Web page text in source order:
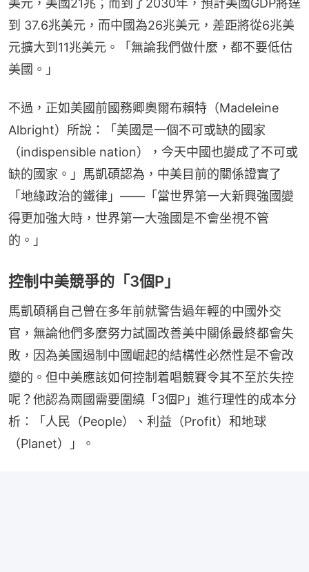
美元，美國21兆；而到了2030年，預計美國GDP將達
到 37.6兆美元，而中國為26兆美元，差距將從6兆美
元擴大到11兆美元。「無論我們做什麼，都不要低估
美國。」
不過，正如美國前國務卿奧爾布賴特（Madeleine
Albright）所說：「美國是一個不可或缺的國家
（indispensible nation），今天中國也變成了不可或
缺的國家。」馬凱碩認為，中美目前的關係證實了
「地緣政治的鐵律」——「當世界第一大新興強國變
得更加強大時，世界第一大強國是不會坐視不管
的。」
控制中美競爭的「3個P」
馬凱碩稱自己曾在多年前就警告過年輕的中國外交
官，無論他們多麼努力試圖改善美中關係最終都會失
敗，因為美國遏制中國崛起的結構性必然性是不會改
變的。但中美應該如何控制着唱競賽令其不至於失控
呢？他認為兩國需要圍繞「3個P」進行理性的成本分
析：「人民（People）、利益（Profit）和地球
（Planet）」。